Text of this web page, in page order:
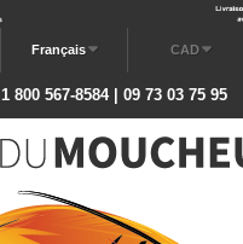
CAD
Français
1 800 567-8584 | 09 73 03 75 95